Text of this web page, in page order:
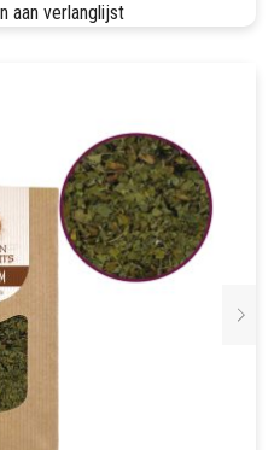
aan verlanglijst